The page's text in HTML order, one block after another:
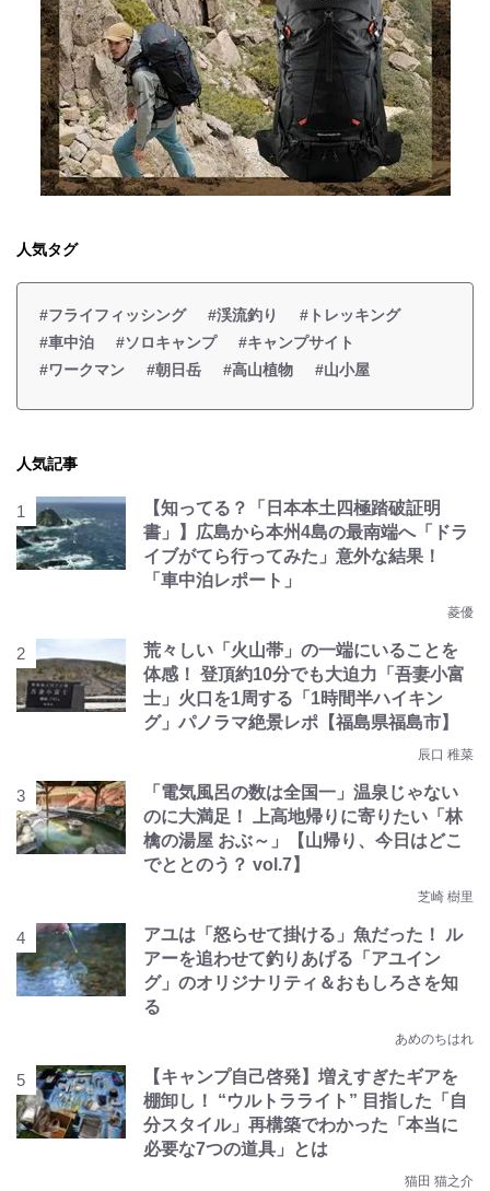
人気タグ
#フライフィッシング #渓流釣り
#トレッキング
#車中泊
#ソロキャンプ
#キャンプサイト
#ワークマン
#朝日岳 #高山植物 #山小屋
人気記事
【知ってる？「日本本土四極踏破証明
書」】広島から本州4島の最南端へ「ドラ
イブがてら行ってみた」意外な結果！
「車中泊レポート」
菱優
荒々しい「火山帯」の一端にいることを
体感！ 登頂約10分でも大迫力「吾妻小富
士」火口を1周する「1時間半ハイキン
グ」パノラマ絶景レポ【福島県福島市】
辰口 稚菜
「電気風呂の数は全国一」温泉じゃない
のに大満足！ 上高地帰りに寄りたい「林
檎の湯屋 おぶ～」【山帰り、今日はどこ
でととのう？ vol.7】
芝崎 樹里
アユは「怒らせて掛ける」魚だった！ ル
アーを追わせて釣りあげる「アユイン
グ」のオリジナリティ＆おもしろさを知
る
あめのちはれ
【キャンプ自己啓発】増えすぎたギアを
棚卸し！ “ウルトラライト” 目指した「自
分スタイル」再構築でわかった「本当に
必要な7つの道具」とは
猫田 猫之介